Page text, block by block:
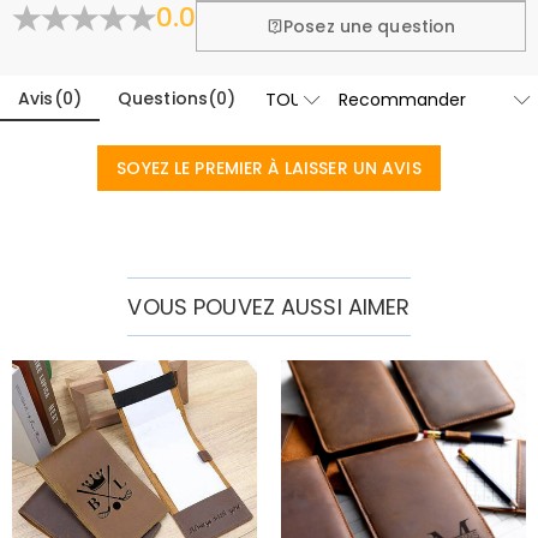
En savoir plus
0.0 Posez une question
Avis (0) Questions(0)
SOYEZ LE PREMIER À LAISSER UN AVIS
VOUS POUVEZ AUSSI AIMER